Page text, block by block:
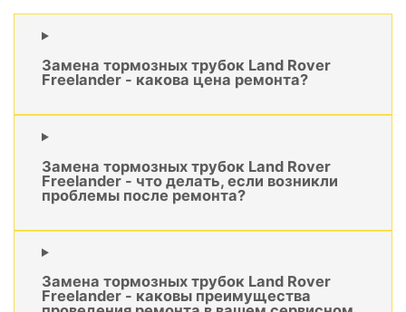
Замена тормозных трубок Land Rover
Freelander - какова цена ремонта?
Замена тормозных трубок Land Rover
Freelander - что делать, если возникли
проблемы после ремонта?
Замена тормозных трубок Land Rover
Freelander - каковы преимущества